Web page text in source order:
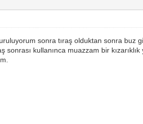
sonra tıraş olduktan sonra buz
sonrası kullanınca muazzam bir